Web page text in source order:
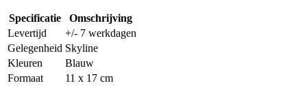
Specificatie
Omschrijving
Levertijd
+/- 7 werkdagen
Gelegenheid Skyline
Kleuren
Blauw
Formaat
11 x 17 cm